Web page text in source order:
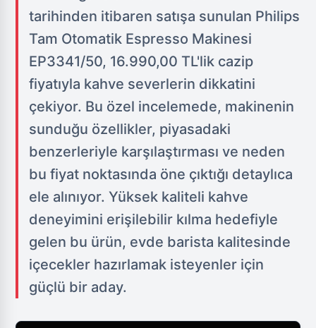
tarihinden itibaren satışa sunulan Philips
Tam Otomatik Espresso Makinesi
EP3341/50, 16.990,00 TL'lik cazip
fiyatıyla kahve severlerin dikkatini
çekiyor. Bu özel incelemede, makinenin
sunduğu özellikler, piyasadaki
benzerleriyle karşılaştırması ve neden
bu fiyat noktasında öne çıktığı detaylıca
ele alınıyor. Yüksek kaliteli kahve
deneyimini erişilebilir kılma hedefiyle
gelen bu ürün, evde barista kalitesinde
içecekler hazırlamak isteyenler için
güçlü bir aday.